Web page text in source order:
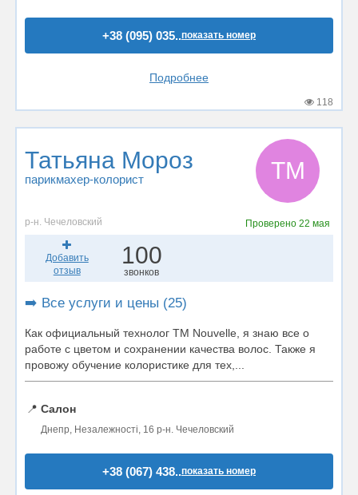
+38 (095) 035..показать номер
Подробнее
118
Татьяна Мороз
парикмахер-колорист ТМ
р-н. Чечеловский Проверено22 мая
Добавить
отзыв
100
звонков
➡️ Все услуги и цены (25)
Как официальный технолог ТМ Nouvelle, я знаю все о
работе с цветом и сохранении качества волос. Также я
провожу обучение колористике для тех,...
📍 Салон
Днепр, Незалежності, 16 р-н. Чечеловский
+38 (067) 438..показать номер